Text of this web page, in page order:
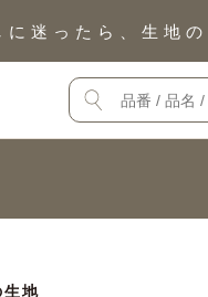
に迷ったら、生地
生地